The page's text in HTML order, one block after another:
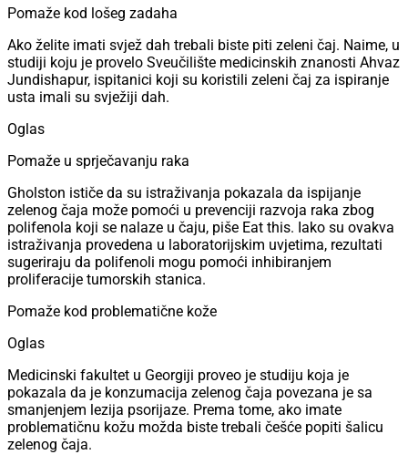
Pomaže kod lošeg zadaha
Ako želite imati svjež dah trebali biste piti zeleni čaj. Naime, u
studiji koju je provelo Sveučilište medicinskih znanosti Ahvaz
Jundishapur, ispitanici koji su koristili zeleni čaj za ispiranje
usta imali su svježiji dah.
Oglas
Pomaže u sprječavanju raka
Gholston ističe da su istraživanja pokazala da ispijanje
zelenog čaja može pomoći u prevenciji razvoja raka zbog
polifenola koji se nalaze u čaju, piše Eat this. Iako su ovakva
istraživanja provedena u laboratorijskim uvjetima, rezultati
sugeriraju da polifenoli mogu pomoći inhibiranjem
proliferacije tumorskih stanica.
Pomaže kod problematične kože
Oglas
Medicinski fakultet u Georgiji proveo je studiju koja je
pokazala da je konzumacija zelenog čaja povezana je sa
smanjenjem lezija psorijaze. Prema tome, ako imate
problematičnu kožu možda biste trebali češće popiti šalicu
zelenog čaja.